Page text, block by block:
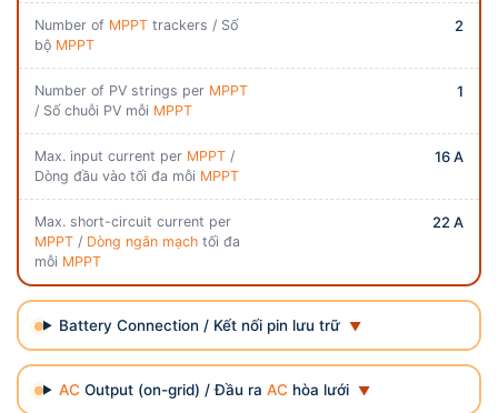
Number of MPPT trackers / Số
bộ MPPT
2
Number of PV strings per MPPT
/ Số chuỗi PV mỗi MPPT
1
Max. input current per MPPT /
Dòng đầu vào tối đa mỗi MPPT
16 A
Max. short-circuit current per
MPPT / Dòng ngắn mạch tối đa
mỗi MPPT
22 A
Battery Connection / Kết nối pin lưu trữ
AC Output (on-grid) / Đầu raAC hòa lưới